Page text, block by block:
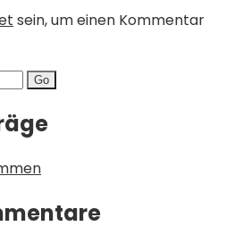
sein, um einen Kommentar